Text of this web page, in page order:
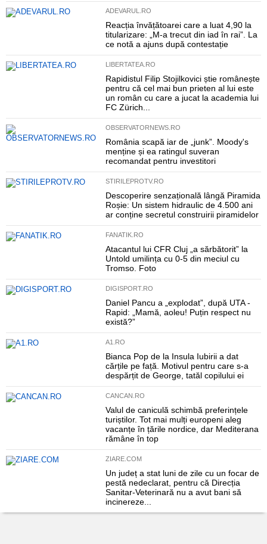
ADEVARUL.RO
Reacția învățătoarei care a luat 4,90 la
titularizare: „M-a trecut din iad în rai”. La
ce notă a ajuns după contestație
LIBERTATEA.RO
Rapidistul Filip Stojilkovici știe românește
pentru că cel mai bun prieten al lui este
un român cu care a jucat la academia lui
FC Zürich...
OBSERVATORNEWS.RO
România scapă iar de „junk”. Moody's
menține și ea ratingul suveran
recomandat pentru investitori
STIRILEPROTV.RO
Descoperire senzațională lângă Piramida
Roșie: Un sistem hidraulic de 4.500 ani
ar conține secretul construirii piramidelor
FANATIK.RO
Atacantul lui CFR Cluj „a sărbătorit” la
Untold umilința cu 0-5 din meciul cu
Tromso. Foto
DIGISPORT.RO
Daniel Pancu a „explodat”, după UTA -
Rapid: „Mamă, aoleu! Puțin respect nu
există?”
A1.RO
Bianca Pop de la Insula Iubirii a dat
cărțile pe față. Motivul pentru care s-a
despărțit de George, tatăl copilului ei
CANCAN.RO
Valul de caniculă schimbă preferințele
turiștilor. Tot mai mulți europeni aleg
vacanțe în țările nordice, dar Mediterana
rămâne în top
ZIARE.COM
Un județ a stat luni de zile cu un focar de
pestă nedeclarat, pentru că Direcția
Sanitar-Veterinară nu a avut bani să
incinereze...